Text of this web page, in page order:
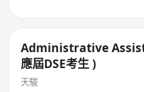
Administrative
應屆DSE考生 )
天駿